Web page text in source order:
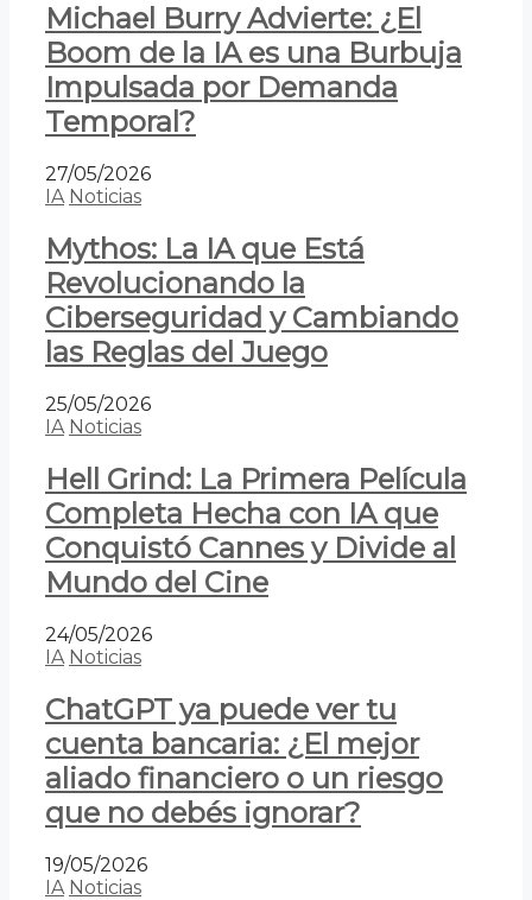
Michael Burry Advierte: ¿El
Boom de la IA es una Burbuja
Impulsada por Demanda
Temporal?
27/05/2026
IA Noticias
Mythos: La IA que Está
Revolucionando la
Ciberseguridad y Cambiando
las Reglas del Juego
25/05/2026
IA Noticias
Hell Grind: La Primera Película
Completa Hecha con IA que
Conquistó Cannes y Divide al
Mundo del Cine
24/05/2026
IA Noticias
ChatGPT ya puede ver tu
cuenta bancaria: ¿El mejor
aliado financiero o un riesgo
que no debés ignorar?
19/05/2026
IA Noticias